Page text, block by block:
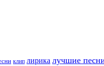
клип лирика лучшие